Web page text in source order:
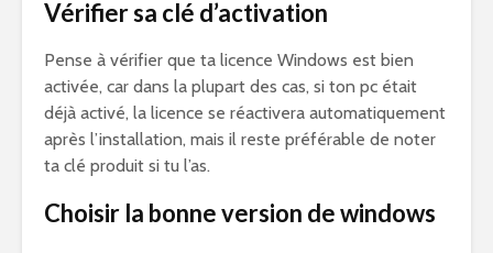
Vérifier sa clé d’activation
Pense à vérifier que ta licence Windows est bien
activée, car dans la plupart des cas, si ton pc était
déjà activé, la licence se réactivera automatiquement
après l’installation, mais il reste préférable de noter
ta clé produit si tu l’as.
Choisir la bonne version de windows